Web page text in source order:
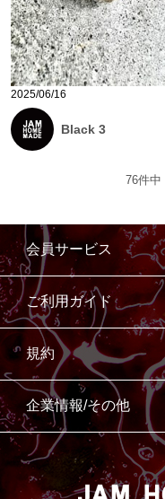
2025/06/16
Black 3
76件中
会員サービス
ご利用ガイド
規約
企業情報/その他